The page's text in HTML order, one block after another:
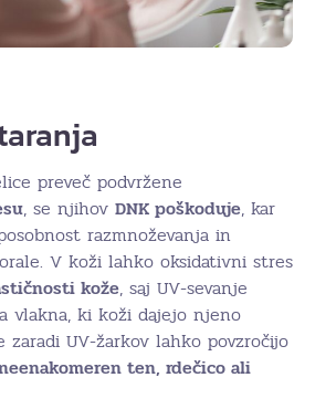
preveč podvržene
, se njihov DNK poškoduje, kar
razmnoževanja in
V koži lahko oksidativni stres
kože, saj UV-sevanje
vlakna, ki koži dajejo njeno
zaradi UV-žarkov lahko povzročijo
ten, rdečico ali